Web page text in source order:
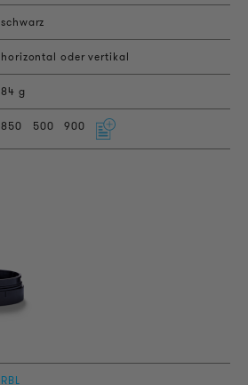
schwarz
horizontal oder vertikal
84 g
850 500 900
RBL